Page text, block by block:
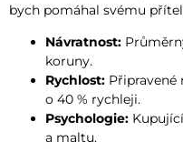
bych pomáhal svému
Návratnost:
koruny.
Rychlost: Připravené
o 40 % rychleji.
Psychologie:
a maltu.